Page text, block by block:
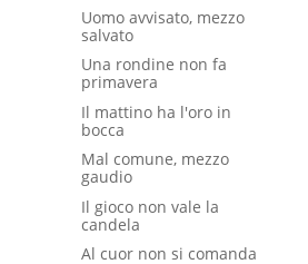
Uomo avvisato, mezzo
salvato
Una rondine non fa
primavera
Il mattino ha l'oro in
bocca
Mal comune, mezzo
gaudio
Il gioco non vale la
candela
Al cuor non si comanda